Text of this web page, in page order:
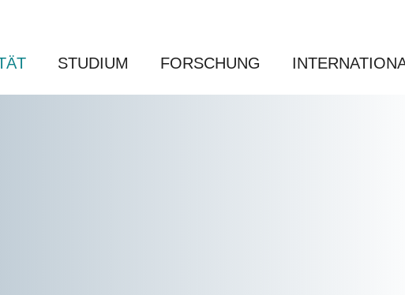
STUDIUM FORSCHUNG